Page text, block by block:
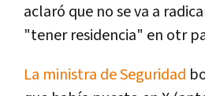
aclaró que no se va a
"tener residencia" en otr
La ministra de Seguridad